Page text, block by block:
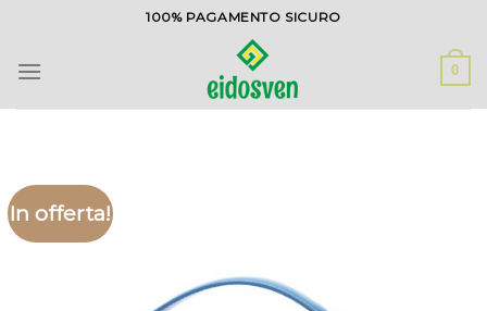
contenuti
100% PAGAMENTO SICURO
0
In offerta!